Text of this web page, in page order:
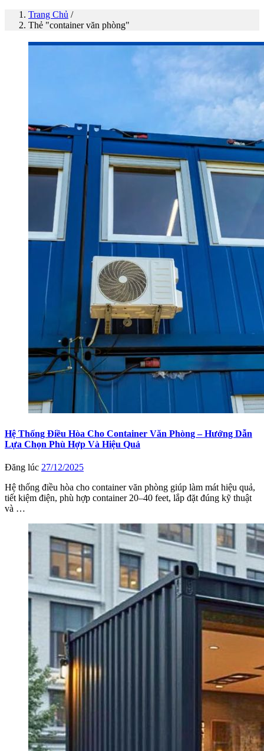
Trang Chủ /
Thẻ "container văn phòng"
Hệ Thống Điều Hòa Cho Container Văn Phòng – Hướng Dẫn
Lựa Chọn Phù Hợp Và Hiệu Quả
Đăng lúc 27/12/2025
Hệ thống điều hòa cho container văn phòng giúp làm mát hiệu quả,
tiết kiệm điện, phù hợp container 20–40 feet, lắp đặt đúng kỹ thuật
và …